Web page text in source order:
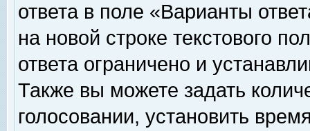
ответа в поле «Варианты
на новой строке текстового
ответа ограничено и
Также вы можете задать
голосовании, установить